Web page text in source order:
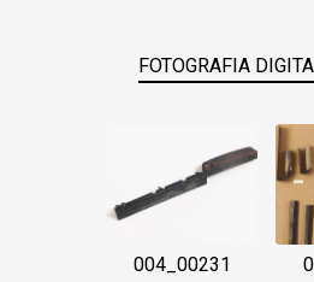
FOTOGRAFIA
004_00231